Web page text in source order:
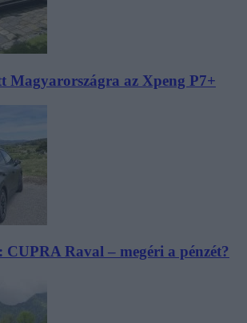
Magyarországra az Xpeng P7+
CUPRA Raval – megéri a pénzét?